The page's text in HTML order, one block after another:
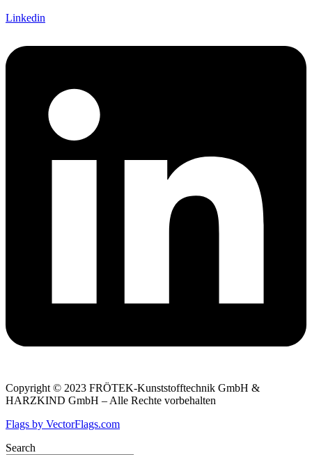
Linkedin
Copyright © 2023 FRÖTEK-Kunststofftechnik GmbH &
HARZKIND GmbH – Alle Rechte vorbehalten
Flags by VectorFlags.com
Search